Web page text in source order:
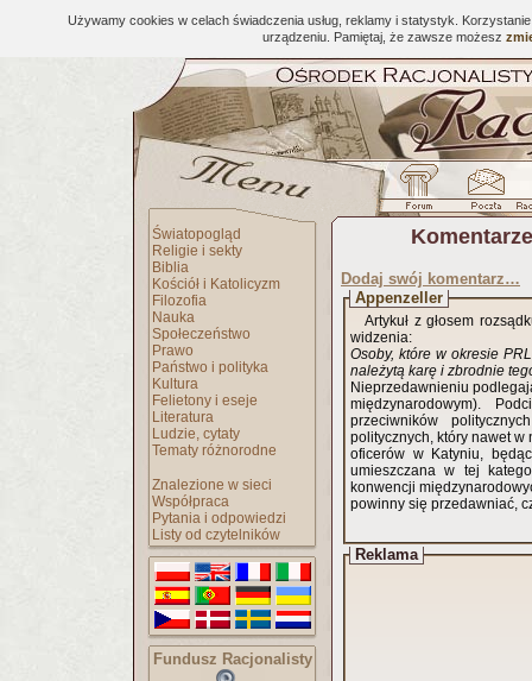
Używamy cookies w celach świadczenia usług, reklamy i statystyk.
urządzeniu. Pamiętaj, że zawsze możesz
Światopogląd
Religie i sekty
Biblia
Kościół i Katolicyzm
Filozofia
Nauka
Społeczeństwo
Prawo
Państwo i polityka
Kultura
Felietony i eseje
Literatura
Ludzie, cytaty
Tematy różnorodne
Znalezione w sieci
Współpraca
Pytania i odpowiedzi
Listy od czytelników
Fundusz Racjonalisty
Dodaj swój komentarz…
Appenzeller
Artykuł z głosem
widzenia:
Osoby, które w okresie
należytą karę i zbrodnie
Nieprzedawnieniu
międzynarodowym).
przeciwników
politycznych, który nawet w
oficerów w Katyniu,
umieszczana w tej
konwencji
powinny się przedawniać,
Reklama